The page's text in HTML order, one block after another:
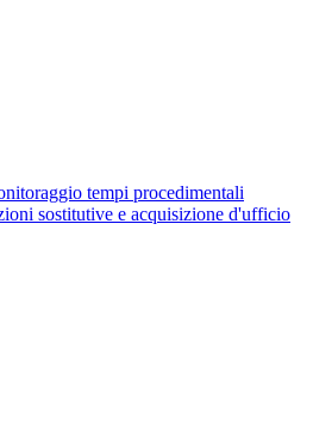
tempi procedimentali
sostitutive e acquisizione d'ufficio